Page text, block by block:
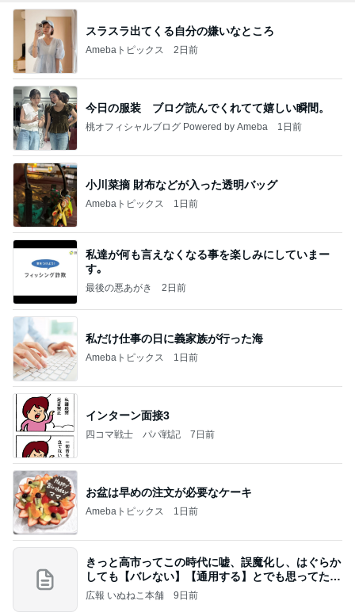
スラスラ出てくる自分の嫌いなところ
Amebaトピックス 2日前
今日の服装 ブログ読んでくれてて嬉しい瞬間。
桃オフィシャルブログ Powered by Ameba 1日前
小川菜摘 財布などが入った透明バッグ
Amebaトピックス 1日前
私達が何も言えなくなる事を楽しみにしていまー
す｡
最後の悪あがき 2日前
私だけ仕事の日に義家族が行った海
Amebaトピックス 1日前
インターン面接3
四コマ戦士 パパ戦記 7日前
お盆は早めの注文が必要なケーキ
Amebaトピックス 1日前
きっと高市ってこの時代に嘘、誤魔化し、はぐらか
しても【バレない】【通用する】とでも思ってたん
だろ
広報 いぬねこ本舗 9日前